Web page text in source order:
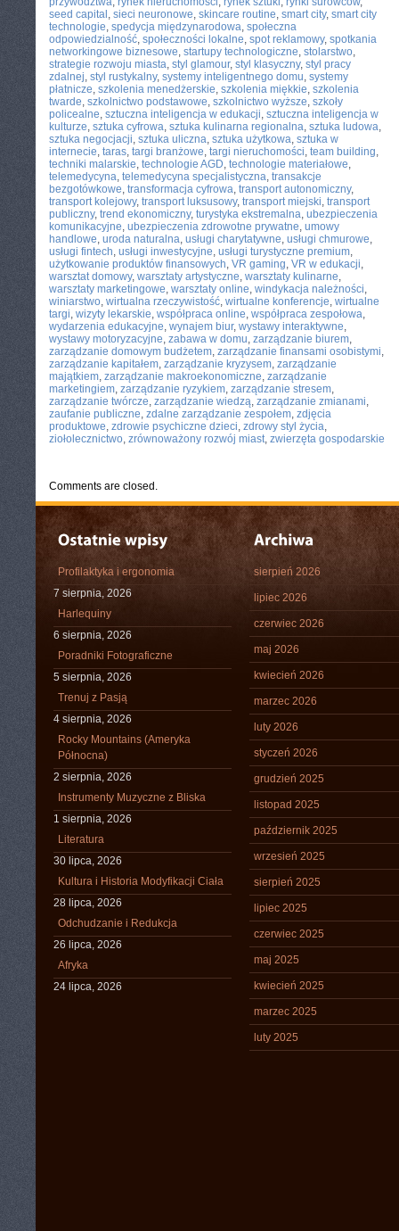
seed capital , sieci neuronowe, skincare routine, smart city, smart city
technologie, spedycja międzynarodowa, społeczna
odpowiedzialność, społeczności lokalne, spot reklamowy, spotkania
networkingowe biznesowe, startupy technologiczne, stolarstwo,
strategie rozwoju miasta, styl glamour, styl klasyczny, styl pracy
zdalnej, styl rustykalny, systemy inteligentnego domu, systemy
płatnicze, szkolenia menedżerskie, szkolenia miękkie, szkolenia
twarde, szkolnictwo podstawowe, szkolnictwo wyższe, szkoły
policealne, sztuczna inteligencja w edukacji, sztuczna inteligencja w
kulturze, sztuka cyfrowa, sztuka kulinarna regionalna, sztuka ludowa,
sztuka negocjacji, sztuka uliczna, sztuka użytkowa, sztuka w
internecie, taras, targi branżowe, targi nieruchomości, team building,
techniki malarskie, technologie AGD, technologie materiałowe,
telemedycyna, telemedycyna specjalistyczna, transakcje
bezgotówkowe, transformacja cyfrowa, transport autonomiczny,
transport kolejowy, transport luksusowy, transport miejski, transport
publiczny, trend ekonomiczny, turystyka ekstremalna, ubezpieczenia
komunikacyjne, ubezpieczenia zdrowotne prywatne, umowy
handlowe, uroda naturalna, usługi charytatywne, usługi chmurowe,
usługi fintech, usługi inwestycyjne, usługi turystyczne premium,
użytkowanie produktów finansowych, VR gaming, VR w edukacji,
warsztat domowy, warsztaty artystyczne, warsztaty kulinarne,
warsztaty marketingowe, warsztaty online, windykacja należności,
winiarstwo, wirtualna rzeczywistość, wirtualne konferencje, wirtualne
targi, wizyty lekarskie, współpraca online, współpraca zespołowa,
wydarzenia edukacyjne, wynajem biur, wystawy interaktywne,
wystawy motoryzacyjne, zabawa w domu, zarządzanie biurem,
zarządzanie domowym budżetem, zarządzanie finansami osobistymi,
zarządzanie kapitałem, zarządzanie kryzysem, zarządzanie
majątkiem, zarządzanie makroekonomiczne, zarządzanie
marketingiem, zarządzanie ryzykiem, zarządzanie stresem,
zarządzanie twórcze, zarządzanie wiedzą, zarządzanie zmianami,
zaufanie publiczne, zdalne zarządzanie zespołem, zdjęcia
produktowe, zdrowie psychiczne dzieci, zdrowy styl życia,
ziołolecznictwo, zrównoważony rozwój miast, zwierzęta gospodarskie
Comments are closed.
Profilaktyka i ergonomia
7 sierpnia, 2026
Harlequiny
6 sierpnia, 2026
Poradniki Fotograficzne
5 sierpnia, 2026
Trenuj z Pasją
4 sierpnia, 2026
Rocky Mountains (Ameryka
Północna)
2 sierpnia, 2026
Instrumenty Muzyczne z Bliska
1 sierpnia, 2026
Literatura
30 lipca, 2026
Kultura i Historia Modyfikacji Ciała
28 lipca, 2026
Odchudzanie i Redukcja
26 lipca, 2026
Afryka
24 lipca, 2026
sierpień 2026
lipiec 2026
czerwiec 2026
maj 2026
kwiecień 2026
marzec 2026
luty 2026
styczeń 2026
grudzień 2025
listopad 2025
październik 2025
wrzesień 2025
sierpień 2025
lipiec 2025
czerwiec 2025
maj 2025
kwiecień 2025
marzec 2025
luty 2025